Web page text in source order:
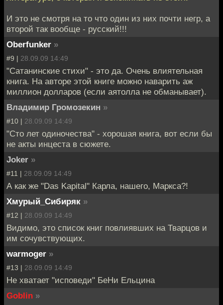
И это не смотря на то что один из них почти негр, а
второй так вообще - русский!!!
Oberfunker »
#9 | 28.09.09 14:49
"Сатанинские стихи" - это да. Очень влиятельная
книга. На авторе этой книге можно наварить аж
миллион долларов (если аятолла не обманывает).
Владимир Громозекин »
#10 | 28.09.09 14:49
"Сто лет одиночества" - хорошая книга, вот если бы
не акты инцеста в сюжете.
Joker »
#11 | 28.09.09 14:49
А как же "Das Kapital" Карла, нашего, Маркса?!
Хмурый_Сибиряк »
#12 | 28.09.09 14:49
Видимо, это список книг повлиявших на Тварцов и
им сочувствующих.
warmoger »
#13 | 28.09.09 14:49
Не хватает "исповеди" БеНи Ельцина
Goblin »